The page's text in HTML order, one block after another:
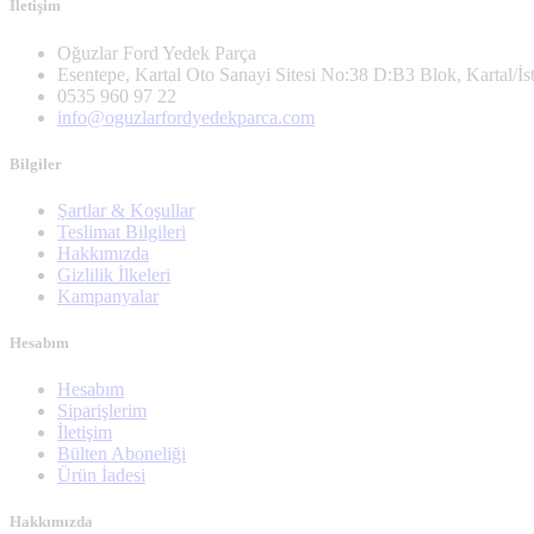
İletişim
Oğuzlar Ford Yedek Parça
Esentepe, Kartal Oto Sanayi Sitesi No:38 D:B3 Blok, Kartal/
0535 960 97 22
info@oguzlarfordyedekparca.com
Bilgiler
Şartlar & Koşullar
Teslimat Bilgileri
Hakkımızda
Gizlilik İlkeleri
Kampanyalar
Hesabım
Hesabım
Siparişlerim
İletişim
Bülten Aboneliği
Ürün İadesi
Hakkımızda